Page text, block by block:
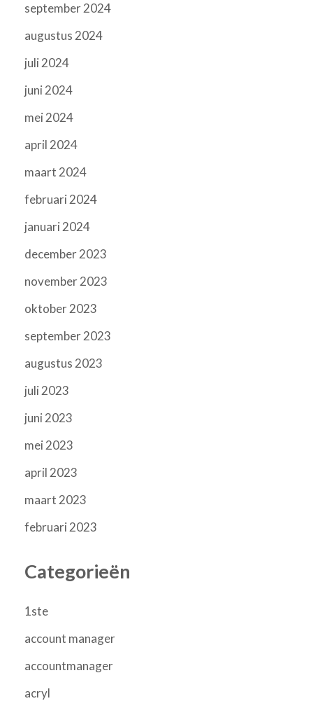
september 2024
augustus 2024
juli 2024
juni 2024
mei 2024
april 2024
maart 2024
februari 2024
januari 2024
december 2023
november 2023
oktober 2023
september 2023
augustus 2023
juli 2023
juni 2023
mei 2023
april 2023
maart 2023
februari 2023
Categorieën
1ste
account manager
accountmanager
acryl